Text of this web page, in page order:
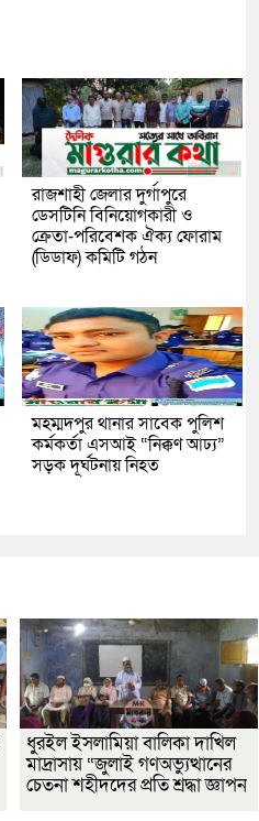
রাজশাহী জেলার দুর্গাপুরে
ডেসটিনি বিনিয়োগকারী ও
ক্রেতা-পরিবেশক ঐক্য ফোরাম
(ডিডাফ) কমিটি গঠন
মহম্মদপুর থানার সাবেক পুলিশ
কর্মকর্তা এসআই “নিক্কণ আঢ্য”
সড়ক দূর্ঘটনায় নিহত
ধুরইল ইসলামিয়া বালিকা দাখিল
মাদ্রাসায় “জুলাই গণঅভ্যুত্থানের
চেতনা শহীদদের প্রতি শ্রদ্ধা জ্ঞাপন